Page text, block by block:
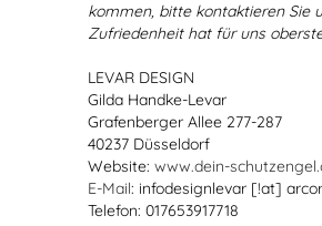
kommen, bitte kontaktieren Sie
Zufriedenheit hat für uns
LEVAR DESIGN
Gilda Handke-Levar
Grafenberger Allee 277-287
40237 Düsseldorf
Website: www.dein-
E-Mail: infodesignlevar [!at]
Telefon: 017653917718